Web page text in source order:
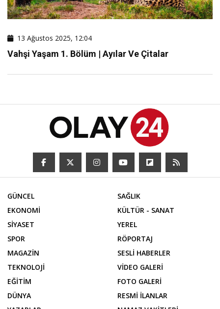
13 Ağustos 2025, 12:04
Vahşi Yaşam 1. Bölüm | Ayılar Ve Çitalar
GÜNCEL
EKONOMİ
SİYASET
SPOR
MAGAZİN
TEKNOLOJİ
EĞİTİM
DÜNYA
SAĞLIK
KÜLTÜR - SANAT
YEREL
RÖPORTAJ
SESLİ HABERLER
VİDEO GALERİ
FOTO GALERİ
RESMİ İLANLAR